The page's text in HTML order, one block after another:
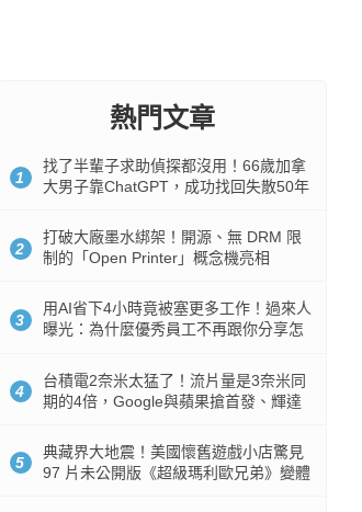
熱門文章
1
找了半輩子求助偵探都沒用！66歲加拿
大男子靠ChatGPT，成功找回失散50年
2
打破大廠墨水綁架！開源、無 DRM 限
制的「Open Printer」概念機亮相
3
用AI省下4小時竟被塞更多工作！過來人
曝光：為什麼優秀員工不再跟你分享怎
4
台積電2奈米太猛了！流片量是3奈米同
期的4倍，Google與蘋果搶首發、輝達
5
典藏界大地震！美國懷舊遊戲小店驚見
97 片未公開版《超級瑪利歐兄弟》變體